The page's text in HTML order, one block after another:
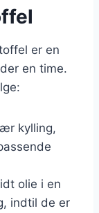
er en
en time.
kylling,
olie i en
indtil de er